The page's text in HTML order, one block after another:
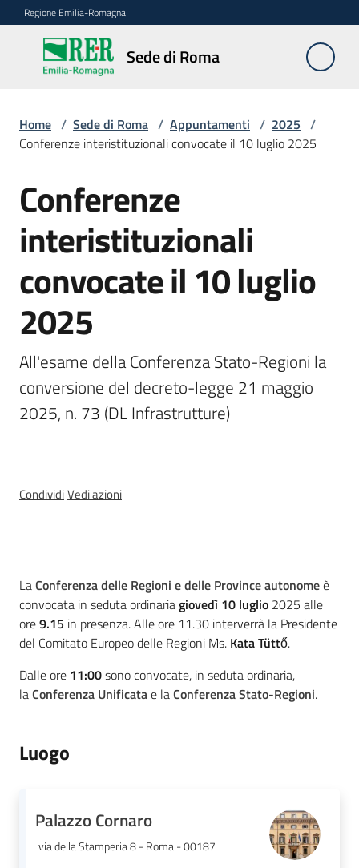
Vai al contenuto
Vai alla navigazione
Vai al footer
Regione Emilia-Romagna
Sede di Roma
Sede
di
Servizi
della
Conferenze
interistituzionali
Temi
Seguici
su
Emilia-
Romagna
Home / Sede di Roma / Appuntamenti / 2025 /
Conferenze interistituzionali convocate il 10 luglio 2025
Salta al contenuto
Conferenze
interistituzionali
convocate il 10 luglio
2025
All'esame della Conferenza Stato-Regioni la
conversione del decreto-legge 21 maggio
2025, n. 73 (DL Infrastrutture)
CondividiVedi azioni
Cos'è
LaConferenza delle Regioni e delle Province autonomeè
convocata in seduta ordinariagiovedì 10 luglio 2025 alle
ore9.15 in presenza. Alle ore 11.30 interverrà la Presidente
del Comitato Europeo delle Regioni Ms. Kata Tüttő.
Dalle ore 11:00sono convocate, in seduta ordinaria,
laConferenza Unificatae laConferenza Stato-Regioni.
Luogo
Palazzo Cornaro
via della Stamperia 8 - Roma - 00187